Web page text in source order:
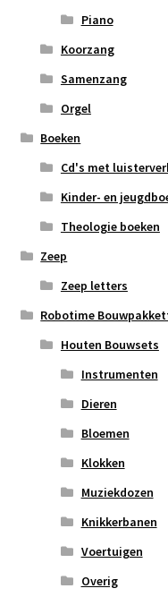
Piano
Koorzang
Samenzang
Orgel
Boeken
Cd's met
Kinder- en
Theologie boeken
Zeep
Zeep letters
Robotime
Houten Bouwsets
Instrumenten
Dieren
Bloemen
Klokken
Muziekdozen
Knikkerbanen
Voertuigen
Overig